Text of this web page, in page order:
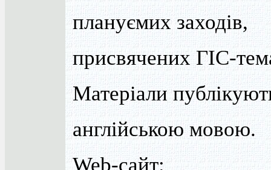
плануємих заходів,
присвячених ГІС-
Матеріали
англійською мовою.
Web-сайт: